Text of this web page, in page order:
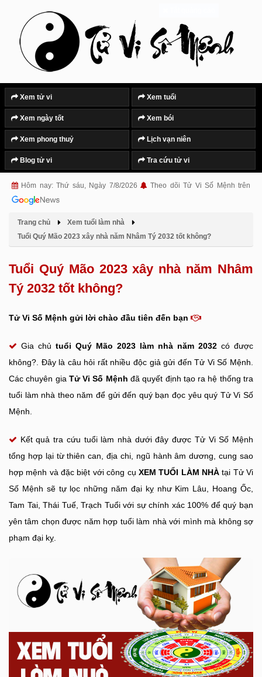
Xem tử vi Xem tuổi
Xem ngày tốt Xem bói
Xem phong thuỷ Lịch vạn niên
Blog tử vi Tra cứu tử vi
Hôm nay: Thứ sáu, Ngày 7/8/2026 Theo dõi Tử Vi Số Mệnh trên
Trang chủ
Xem tuổi làm nhà
Tuổi Quý Mão 2023 xây nhà năm Nhâm Tý 2032 tốt không?
Tuổi Quý Mão 2023 xây nhà năm Nhâm
Tý 2032 tốt không?
Tử Vi Số Mệnh gửi lời chào đầu tiên đến bạn
Gia chủ tuổi Quý Mão 2023 làm nhà năm 2032 có được
không?. Đây là câu hỏi rất nhiều độc giả gửi đến Tử Vi Số Mệnh.
Các chuyên gia Tử Vi Số Mệnh đã quyết định tạo ra hệ thống tra
tuổi làm nhà theo năm để gửi đến quý bạn đọc yêu quý Tử Vi Số
Mệnh.
Kết quả tra cứu tuổi làm nhà dưới đây được Tử Vi Số Mệnh
tổng hợp lại từ thiên can, địa chi, ngũ hành âm dương, cung sao
hợp mệnh và đặc biệt với công cụ XEM TUỔI LÀM NHÀtại Tử Vi
Số Mệnh sẽ tự lọc những năm đại kỵ như Kim Lâu, Hoang Ốc,
Tam Tai, Thái Tuế, Trạch Tuổi với sự chính xác 100% để quý bạn
yên tâm chọn được năm hợp tuổi làm nhà với mình mà không sợ
phạm đại kỵ.